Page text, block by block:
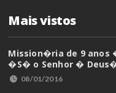
Mais vistos
Mission�ria de 9 anos
�S� o Senhor �
08/01/2016